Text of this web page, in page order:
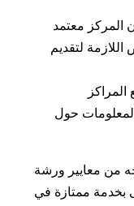
المركز معتمد
لتقديم
حول
من معايير ورشة
بخدمة ممتازة في